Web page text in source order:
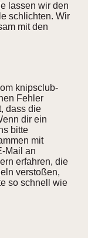
lassen wir den
schlichten. Wir
mit den
knipsclub-
Fehler
dass die
dir ein
bitte
mit
Mail an
erfahren, die
verstoßen,
so schnell wie